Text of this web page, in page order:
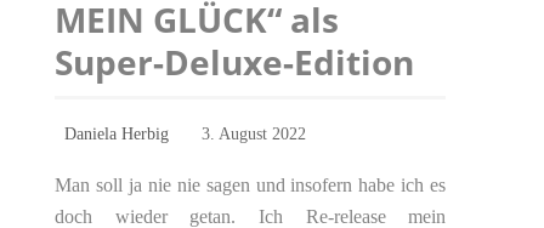
MEIN GLÜCK“ als
Super-Deluxe-Edition
Daniela Herbig 3. August 2022
Man soll ja nie nie sagen und insofern habe ich es
doch wieder getan. Ich Re-release mein